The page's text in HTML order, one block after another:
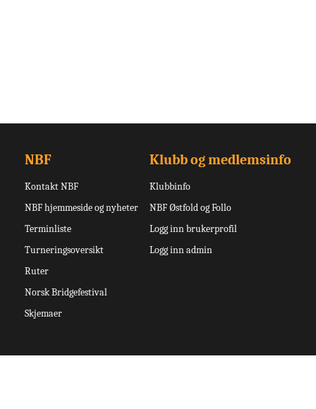
NBF
Kontakt NBF
NBF hjemmeside og nyheter
Terminliste
Turneringsoversikt
Ruter
Norsk Bridgefestival
Skjemaer
Klubb og medlemsinfo
Klubbinfo
NBF Østfold og Follo
Logg inn brukerprofil
Logg inn admin